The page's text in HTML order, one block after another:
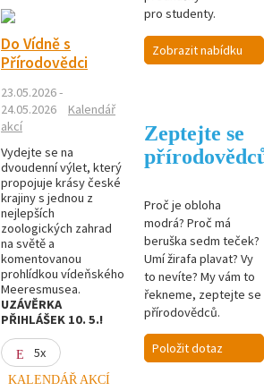
Do Vídně s
Přírodovědci
23.05.2026 -
24.05.2026
Kalendář
akcí
Vydejte se na
dvoudenní výlet, který
propojuje krásy české
krajiny s jednou z
nejlepších
zoologických zahrad
na světě a
komentovanou
prohlídkou vídeňského
Meeresmusea.
UZÁVĚRKA
PŘIHLÁŠEK 10. 5.!
5x
KALENDÁŘ AKCÍ
pro studenty.
Zobrazit nabídku
Zeptejte se
Proč je obloha
modrá? Proč má
beruška sedm teček?
Umí žirafa plavat? Vy
to nevíte? My vám to
řekneme, zeptejte se
přírodovědců.
Položit dotaz